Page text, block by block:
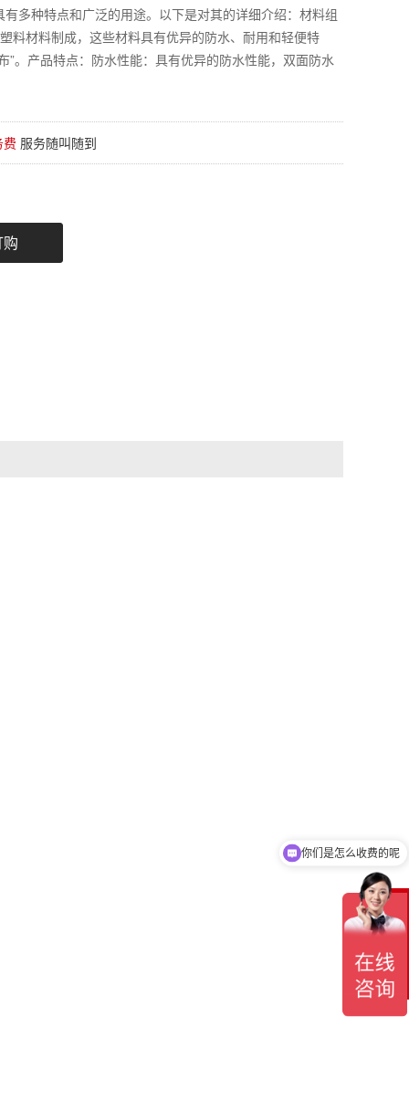
多种特点和广泛的用途。以下是对其的详细介绍：材料组
料材料制成，这些材料具有优异的防水、耐用和轻便特
”。产品特点：防水性能：具有优异的防水性能，双面防水
服务随叫随到
在
线
服
现在有优惠活动吗